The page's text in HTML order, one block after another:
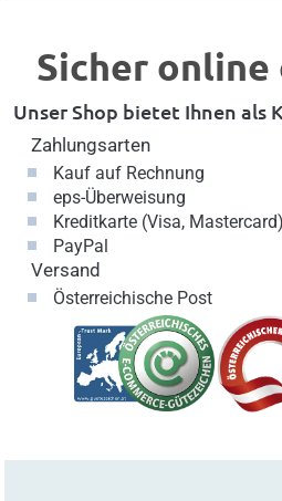
Sicher
Unser Shop bietet Ihnen als
Zahlungsarten
Kauf auf Rechnung
eps-Überweisung
Kreditkarte (Visa, Mastercard)
PayPal
Versand
Österreichische Post